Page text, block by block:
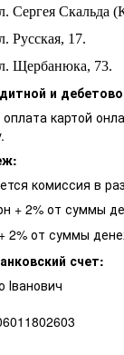
Сергея Скальда
Русская, 17.
Щербанюка, 73.
и
картой
комиссия в
+ 2% от суммы
2% от суммы
счет: